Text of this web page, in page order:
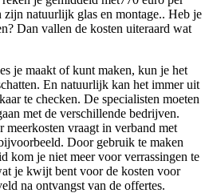
zijn natuurlijk glas en montage.. Heb je
Dan vallen de kosten uiteraard wat
je maakt of kunt maken, kun je het
En natuurlijk kan het immer uit
te checken. De specialisten moeten
met de verschillende bedrijven.
meerkosten vraagt in verband met
Door gebruik te maken
kom je niet meer voor verrassingen te
je kwijt bent voor de kosten voor
na ontvangst van de offertes.